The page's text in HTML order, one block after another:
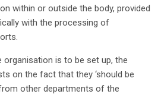
within or outside the body, provided
with the processing of
organisation is to be set up, the
on the fact that they ‘should be
other departments of the